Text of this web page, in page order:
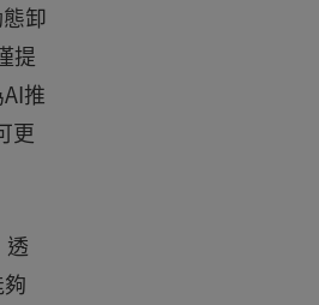
卸
提
推
更
透